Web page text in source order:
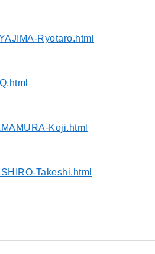
Ryotaro.html
Koji.html
Takeshi.html